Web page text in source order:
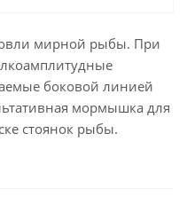
мирной рыбы. При
боковой линией
мормышка для
стоянок рыбы.